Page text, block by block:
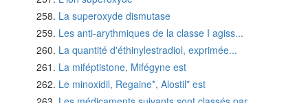
La superoxyde dismutase
Les anti-arythmiques de la classe I agiss...
La quantité d'éthinylestradiol, exprimée...
La miféptistone, Mifégyne est
Le minoxidil, Regaine*, Alostil* est